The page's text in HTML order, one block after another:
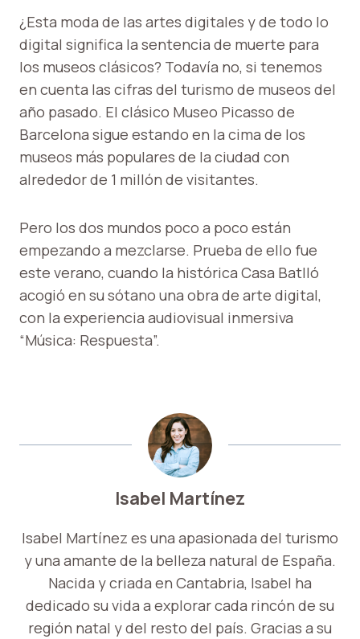
¿Esta moda de las artes digitales y de todo lo
digital significa la sentencia de muerte para
los museos clásicos? Todavía no, si tenemos
en cuenta las cifras del turismo de museos del
año pasado. El clásico Museo Picasso de
Barcelona sigue estando en la cima de los
museos más populares de la ciudad con
alrededor de 1 millón de visitantes.
Pero los dos mundos poco a poco están
empezando a mezclarse. Prueba de ello fue
este verano, cuando la histórica Casa Batlló
acogió en su sótano una obra de arte digital,
con la experiencia audiovisual inmersiva
“Música: Respuesta”.
Isabel Martínez
Isabel Martínez es una apasionada del turismo
y una amante de la belleza natural de España.
Nacida y criada en Cantabria, Isabel ha
dedicado su vida a explorar cada rincón de su
región natal y del resto del país. Gracias a su